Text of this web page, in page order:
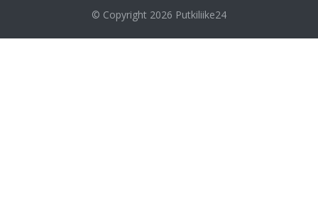
© Copyright 2026 Putkiliike24